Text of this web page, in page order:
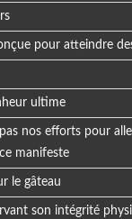
pour atteindre
ultime
nos efforts pour
manifeste
le gâteau
son intégrité